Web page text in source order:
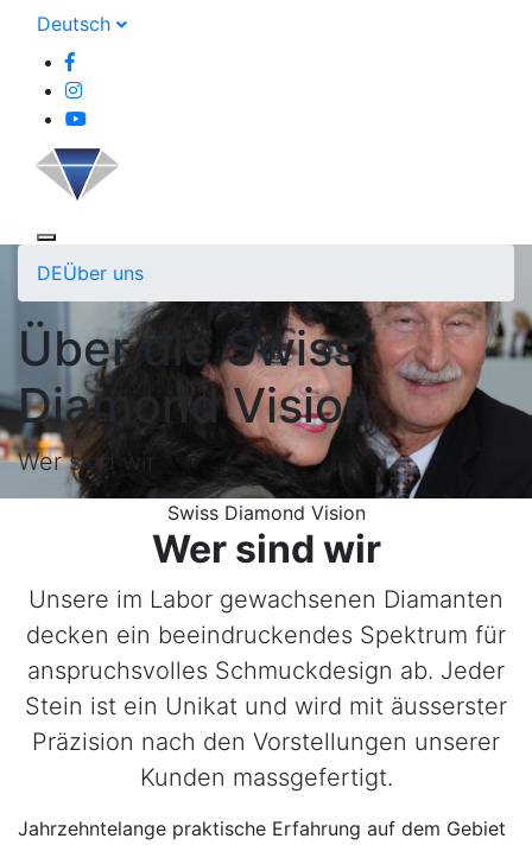
Deutsch
DEÜber uns
Über die Swiss
Diamond Vision
Wer sind wir
Swiss Diamond Vision
Wer sind wir
Unsere im Labor gewachsenen Diamanten
decken ein beeindruckendes Spektrum für
anspruchsvolles Schmuckdesign ab. Jeder
Stein ist ein Unikat und wird mit äusserster
Präzision nach den Vorstellungen unserer
Kunden massgefertigt.
Jahrzehntelange praktische Erfahrung auf dem Gebiet